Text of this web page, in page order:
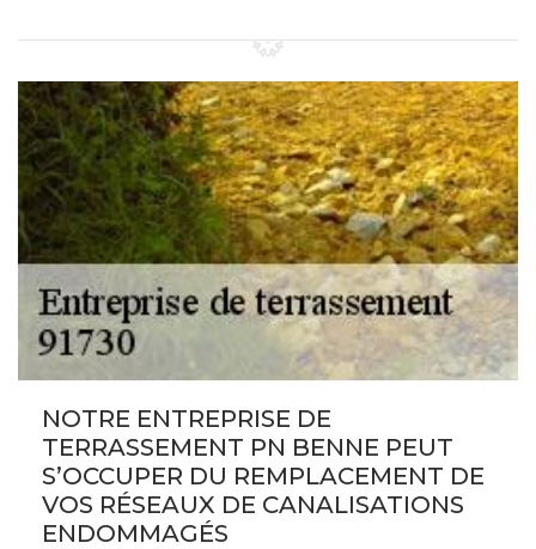
NOTRE ENTREPRISE DE
TERRASSEMENT PN BENNE PEUT
S’OCCUPER DU REMPLACEMENT DE
VOS RÉSEAUX DE CANALISATIONS
ENDOMMAGÉS